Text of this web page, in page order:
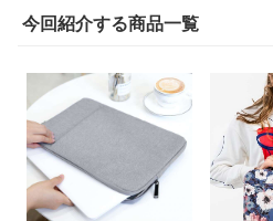
今回紹介する商品一覧